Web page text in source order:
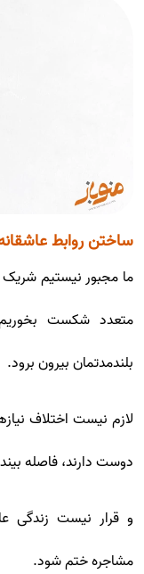
ساختن روابط
ما مجبور نیستیم شریک
متعدد شکست
بلندمدتمان بیرون برود.
لازم نیست اختلاف
دوست دارند، فاصله
و قرار نیست زندگی
مشاجره ختم شود.